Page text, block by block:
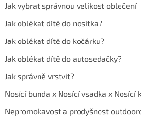
Jak vybrat správnou velikost oblečení
Jak oblékat dítě do nosítka?
Jak oblékat dítě do kočárku?
Jak oblékat dítě do autosedačky?
Jak správně vrstvit?
Nosící bunda x Nosící vsadka x Nosící
Nepromokavost a prodyšnost